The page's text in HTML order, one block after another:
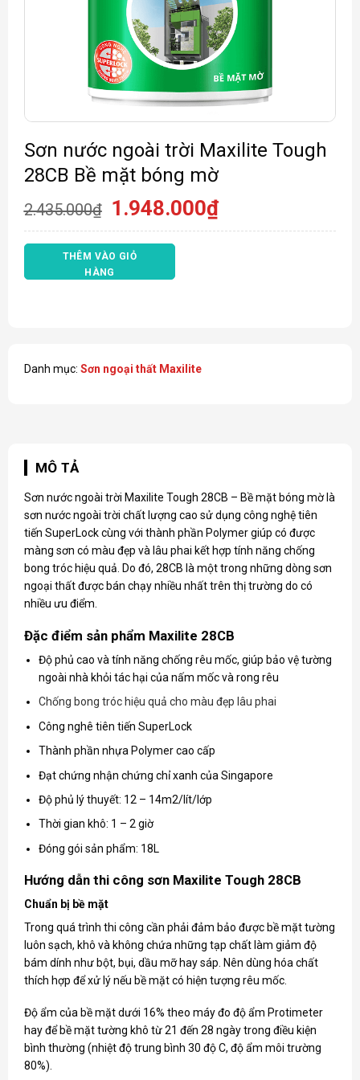
Sơn nước ngoài trời Maxilite Tough
28CB Bề mặt bóng mờ
2.435.000₫ Giá
gốc
là:
2.435.000₫.
1.948.000₫Giá
hiện
tại
THÊM VÀO GIỎ
HÀNG
Danh mục: Sơn ngoại thất Maxilite
MÔ TẢ
Sơn nước ngoài trời Maxilite Tough 28CB – Bề mặt bóng mờ là
sơn nước ngoài trời chất lượng cao sử dụng công nghệ tiên
tiến SuperLock cùng với thành phần Polymer giúp có được
màng sơn có màu đẹp và lâu phai kết hợp tính năng chống
bong tróc hiệu quả. Do đó, 28CB là một trong những dòng sơn
ngoại thất được bán chạy nhiều nhất trên thị trường do có
nhiều ưu điểm.
Đặc điểm sản phẩm Maxilite 28CB
Độ phủ cao và tính năng chống rêu mốc, giúp bảo vệ tường
ngoài nhà khỏi tác hại của nấm mốc và rong rêu
Chống bong tróc hiệu quả cho màu đẹp lâu phai
Công nghê tiên tiến SuperLock
Thành phần nhựa Polymer cao cấp
Đạt chứng nhận chứng chỉ xanh của Singapore
Độ phủ lý thuyết: 12 – 14m2/lít/lớp
Thời gian khô: 1 – 2 giờ
Đóng gói sản phẩm: 18L
Hướng dẫn thi công sơn Maxilite Tough 28CB
Chuẩn bị bề mặt
Trong quá trình thi công cần phải đảm bảo được bề mặt tường
luôn sạch, khô và không chứa những tạp chất làm giảm độ
bám dính như bột, bụi, dầu mỡ hay sáp. Nên dùng hóa chất
thích hợp để xử lý nếu bề mặt có hiện tượng rêu mốc.
Độ ẩm của bề mặt dưới 16% theo máy đo độ ẩm Protimeter
hay để bề mặt tường khô từ 21 đến 28 ngày trong điều kiện
bình thường (nhiệt độ trung bình 30 độ C, độ ẩm môi trường
80%).